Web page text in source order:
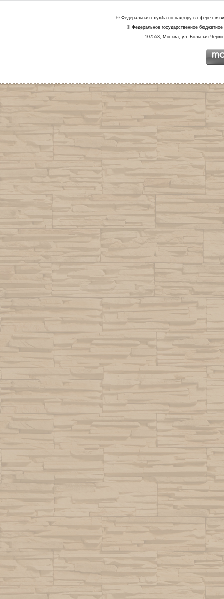
© Федеральная служба по надзору в сфере
© Федеральное государственное
107553, Москва, ул. Большая